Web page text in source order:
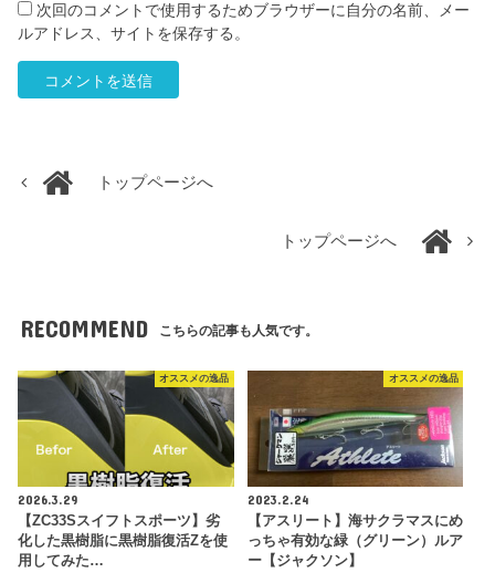
次回のコメントで使用するためブラウザーに自分の名前、メー
ルアドレス、サイトを保存する。
トップページへ
トップページへ
RECOMMEND こちらの記事も人気です。
オススメの逸品
2026.3.29
【ZC33Sスイフトスポーツ】劣
化した黒樹脂に黒樹脂復活Zを使
用してみた…
オススメの逸品
2023.2.24
【アスリート】海サクラマスにめ
っちゃ有効な緑（グリーン）ルア
ー【ジャクソン】